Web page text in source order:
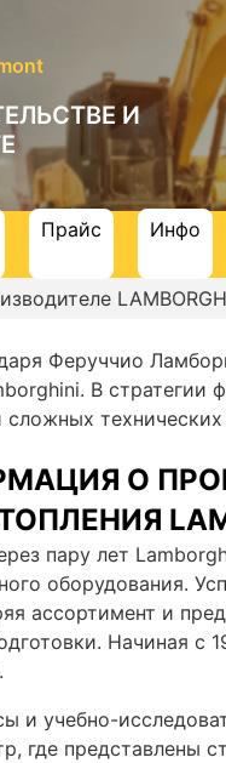
И
Прайс Инфо
Феруччио
В
технических
О
пару лет
оборудования.
ассортимент и
Начиная с
и учебно-
где представлены